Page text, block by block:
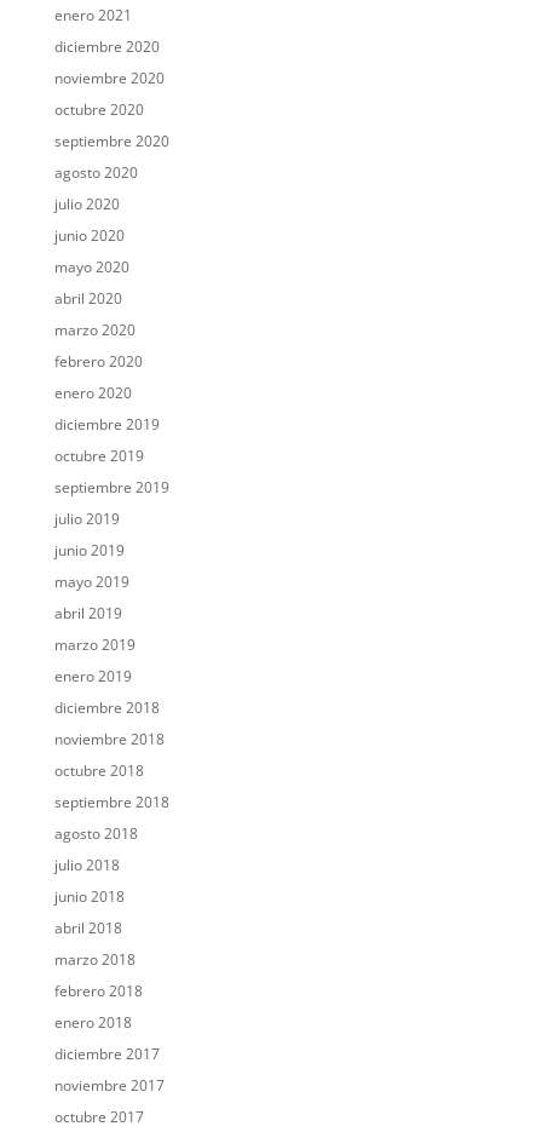
enero 2021
diciembre 2020
noviembre 2020
octubre 2020
septiembre 2020
agosto 2020
julio 2020
junio 2020
mayo 2020
abril 2020
marzo 2020
febrero 2020
enero 2020
diciembre 2019
octubre 2019
septiembre 2019
julio 2019
junio 2019
mayo 2019
abril 2019
marzo 2019
enero 2019
diciembre 2018
noviembre 2018
octubre 2018
septiembre 2018
agosto 2018
julio 2018
junio 2018
abril 2018
marzo 2018
febrero 2018
enero 2018
diciembre 2017
noviembre 2017
octubre 2017